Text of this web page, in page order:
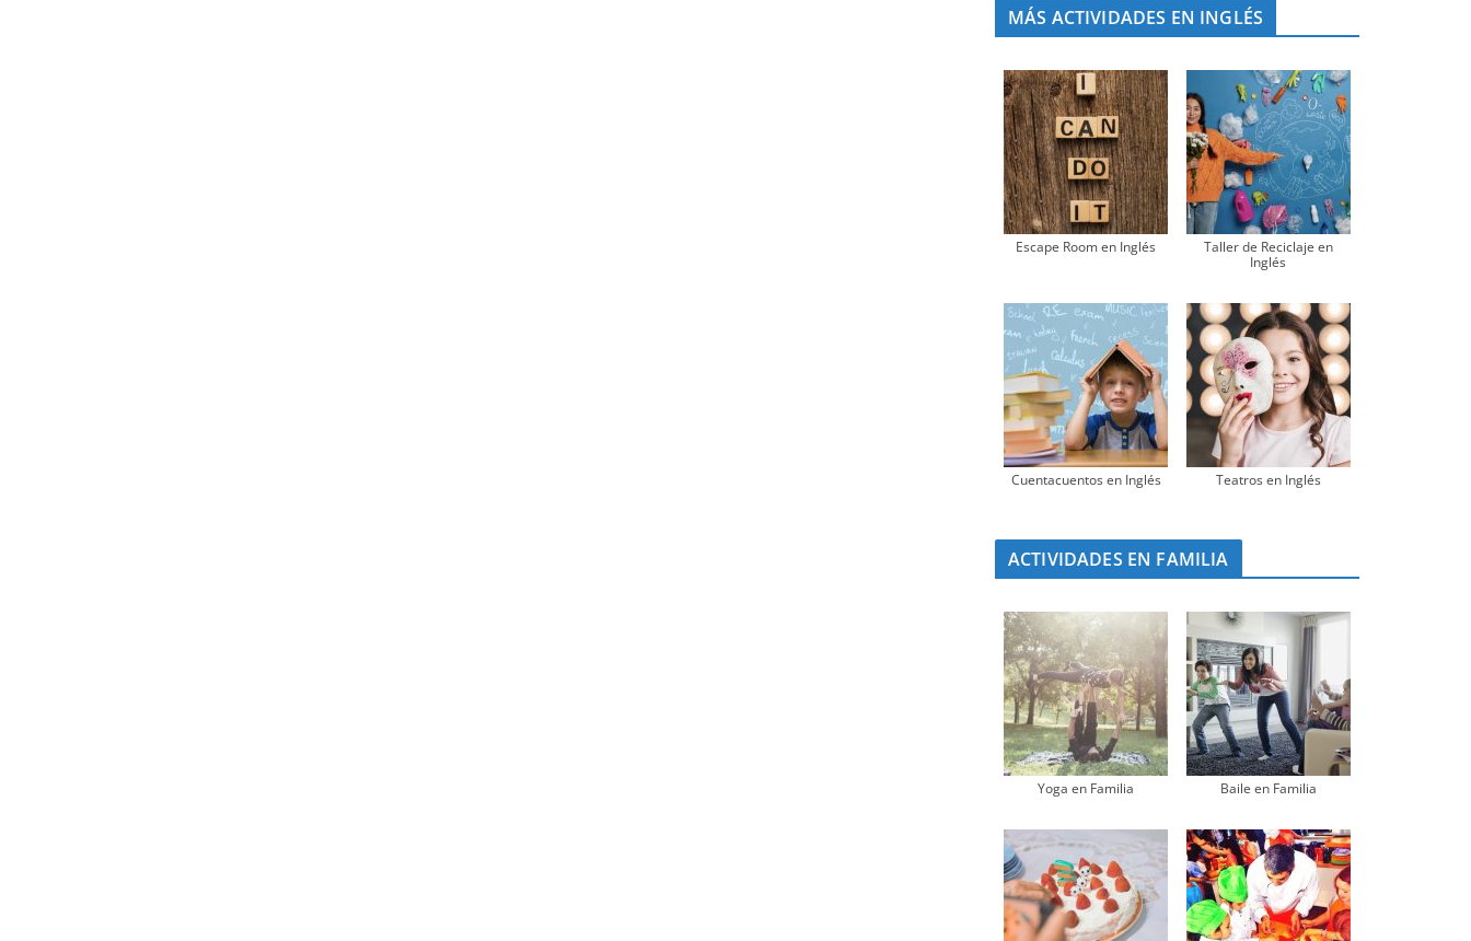
MÁS ACTIVIDADES EN INGLÉS
Escape Room en Inglés
Taller de Reciclaje en
Inglés
Cuentacuentos en Inglés Teatros en Inglés
ACTIVIDADES EN FAMILIA
Yoga en Familia Baile en Familia